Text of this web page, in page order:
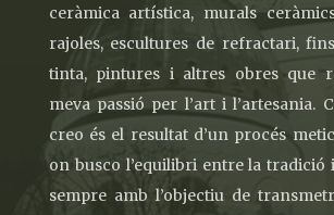
ceràmica artística, murals
rajoles, escultures de refractari,
tinta, pintures i altres obres que
meva passió per l’art i l’artesania.
creo és el resultat d’un procés
on busco l’equilibri entre la tradició
sempre amb l’objectiu de